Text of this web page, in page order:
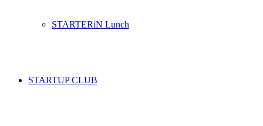
STARTERiN Lunch
STARTUP CLUB